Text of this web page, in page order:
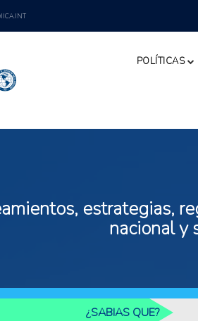
POLÍTICAS
estrategias,
nacional y
¿SABIAS QUE?